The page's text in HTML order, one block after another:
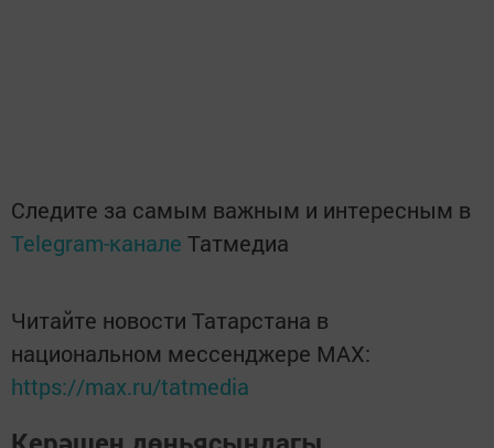
Следите за самым важным и интересным в
Telegram-канале Татмедиа
Читайте новости Татарстана в
национальном мессенджере MАХ:
https://max.ru/tatmedia